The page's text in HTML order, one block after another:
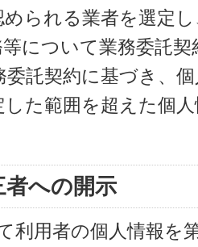
られる業者を選定
等について業務委託
委託契約に基づき、
した範囲を超えた個
者への開示
利用者の個人情報を